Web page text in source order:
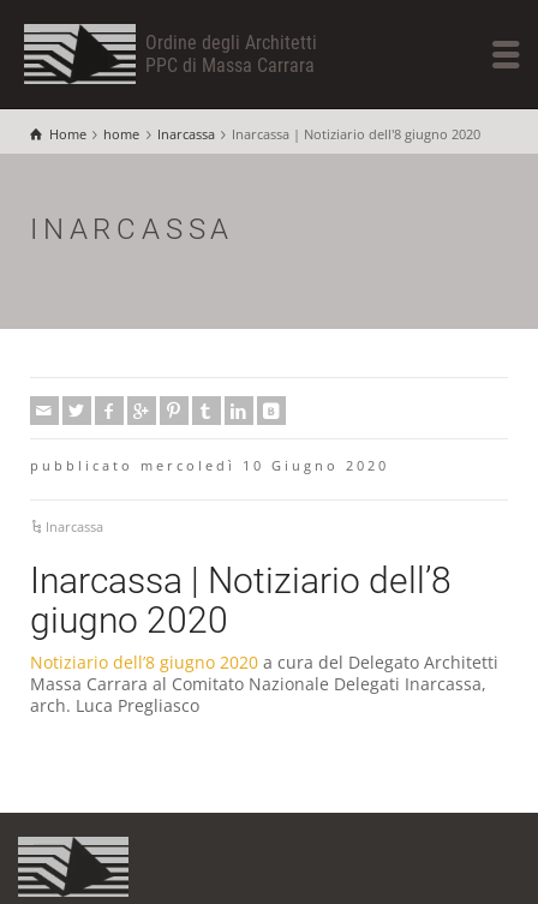
Ordine degli Architetti
PPC di Massa Carrara
Home home Inarcassa Inarcassa | Notiziario dell'8 giugno 2020
INARCASSA
pubblicato mercoledì 10 Giugno 2020
Inarcassa
Inarcassa | Notiziario dell’8
giugno 2020
Notiziario dell’8 giugno 2020 a cura del Delegato Architetti
Massa Carrara al Comitato Nazionale Delegati Inarcassa,
arch. Luca Pregliasco